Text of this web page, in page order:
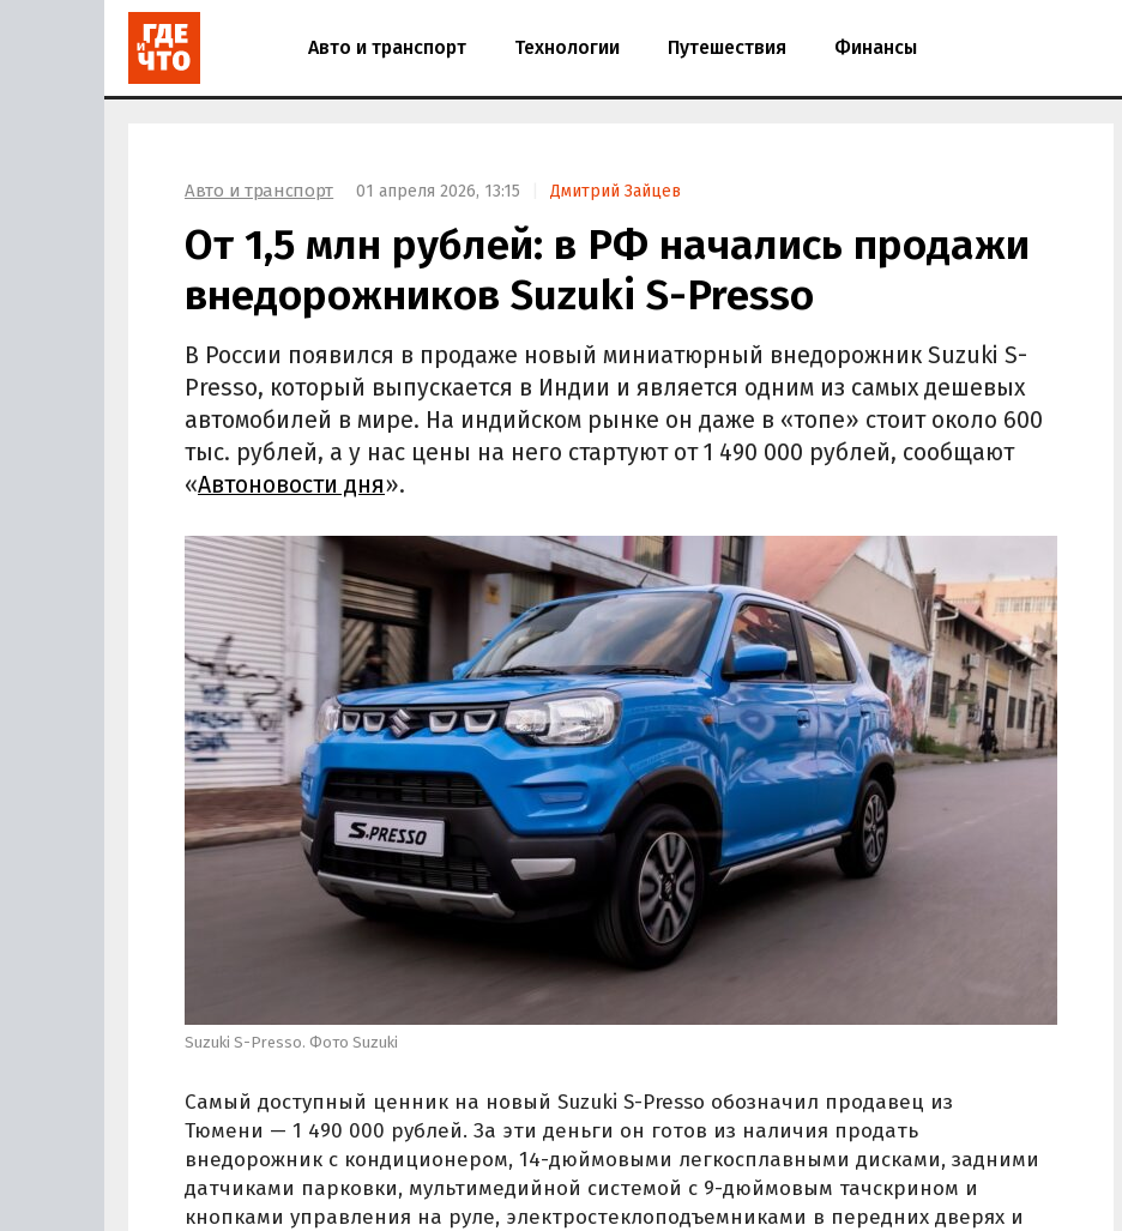
Авто и транспорт Технологии Путешествия Финансы
Авто и транспорт 01 апреля 2026, 13:15 Дмитрий Зайцев
От 1,5 млн рублей: в РФ начались продажи
внедорожников Suzuki S-Presso
В России появился в продаже новый миниатюрный внедорожник Suzuki S-
Presso, который выпускается в Индии и является одним из самых дешевых
автомобилей в мире. На индийском рынке он даже в «топе» стоит около 600
тыс. рублей, а у нас цены на него стартуют от 1 490 000 рублей, сообщают
«Автоновости дня».
Suzuki S-Presso. Фото Suzuki
Самый доступный ценник на новый Suzuki S-Presso обозначил продавец из
Тюмени — 1 490 000 рублей. За эти деньги он готов из наличия продать
внедорожник с кондиционером, 14-дюймовыми легкосплавными дисками, задними
датчиками парковки, мультимедийной системой с 9-дюймовым тачскрином и
кнопками управления на руле, электростеклоподъемниками в передних дверях и